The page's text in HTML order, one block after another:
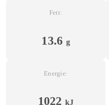
Fett:
13.6 g
Energie:
1022 kJ